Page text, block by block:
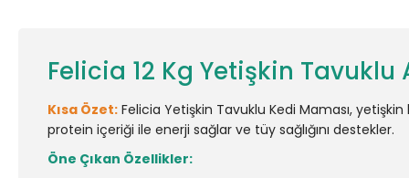
Felicia 12 Kg Yetişkin Tavuklu
Kısa Özet: Felicia Yetişkin Tavuklu Kedi Maması,
protein içeriği ile enerji sağlar ve tüy sağlığını destekler.
Öne Çıkan Özellikler: